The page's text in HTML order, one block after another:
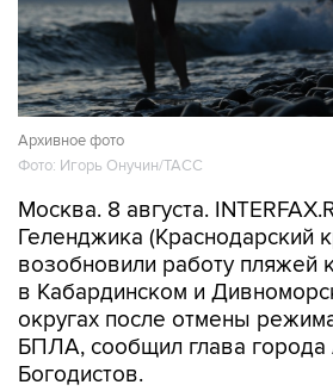
Архивное фото
Фото: Игорь Онучин/ТАСС
Москва. 8 августа.
Геленджика (Краснодарский
возобновили работу пляжей
в Кабардинском и
округах после отмены
БПЛА, сообщил глава города
Богодистов.